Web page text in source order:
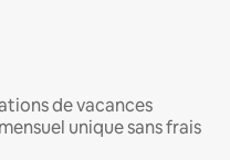
de vacances
unique sans frais